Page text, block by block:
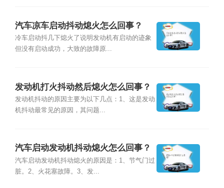
汽车凉车启动抖动熄火怎么回事？
冷车启动抖几下熄火了说明发动机有启动的迹象
但没有启动成功，大致的故障原...
发动机打火抖动然后熄火怎么回事？
发动机抖动的原因主要为以下几点：1、这是发动
机抖动最常见的原因，其问题...
汽车启动发动机抖动熄火怎么回事？
汽车启动发动机抖动熄火的原因是：1、节气门过
脏。2、火花塞故障。3、发...